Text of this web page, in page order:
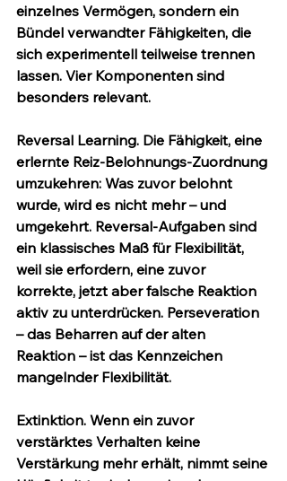
einzelnes Vermögen, sondern ein
Bündel verwandter Fähigkeiten, die
sich experimentell teilweise trennen
lassen. Vier Komponenten sind
besonders relevant.
Reversal Learning. Die Fähigkeit, eine
erlernte Reiz-Belohnungs-Zuordnung
umzukehren: Was zuvor belohnt
wurde, wird es nicht mehr – und
umgekehrt. Reversal-Aufgaben sind
ein klassisches Maß für Flexibilität,
weil sie erfordern, eine zuvor
korrekte, jetzt aber falsche Reaktion
aktiv zu unterdrücken. Perseveration
– das Beharren auf der alten
Reaktion – ist das Kennzeichen
mangelnder Flexibilität.
Extinktion. Wenn ein zuvor
verstärktes Verhalten keine
Verstärkung mehr erhält, nimmt seine